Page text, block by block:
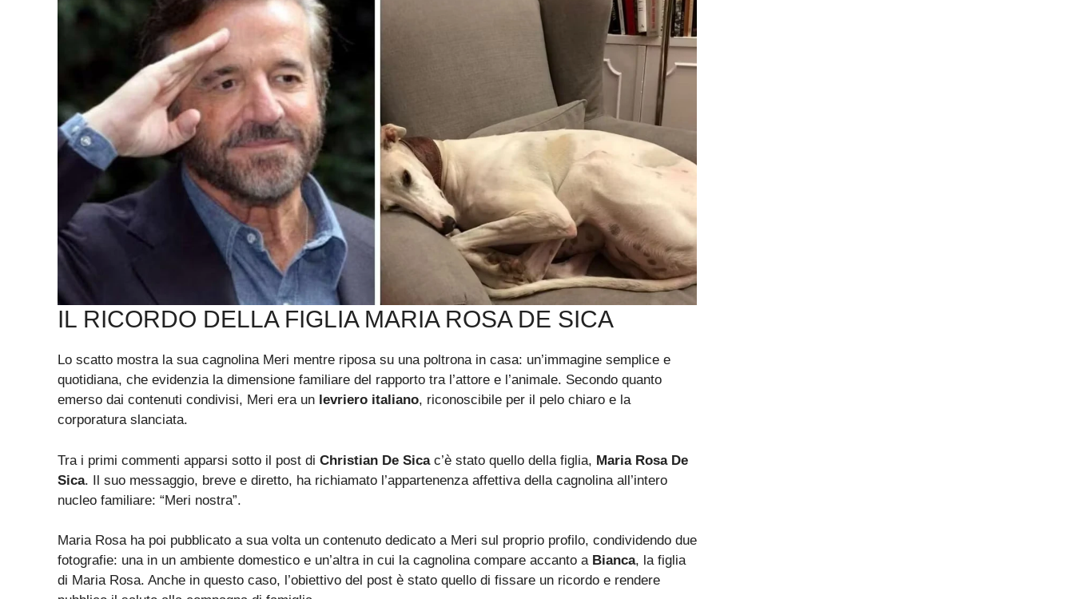
IL RICORDO DELLA FIGLIA MARIA ROSA DE SICA
Lo scatto mostra la sua cagnolina Meri mentre riposa su una poltrona in casa: un’immagine semplice e
quotidiana, che evidenzia la dimensione familiare del rapporto tra l’attore e l’animale. Secondo quanto
emerso dai contenuti condivisi, Meri era un levriero italiano, riconoscibile per il pelo chiaro e la
corporatura slanciata.
Tra i primi commenti apparsi sotto il post di Christian De Sicac’è stato quello della figlia, Maria Rosa De
Sica. Il suo messaggio, breve e diretto, ha richiamato l’appartenenza affettiva della cagnolina all’intero
nucleo familiare: “Meri nostra”.
Maria Rosa ha poi pubblicato a sua volta un contenuto dedicato a Meri sul proprio profilo, condividendo due
fotografie: una in un ambiente domestico e un’altra in cui la cagnolina compare accanto a Bianca, la figlia
di Maria Rosa. Anche in questo caso, l’obiettivo del post è stato quello di fissare un ricordo e rendere